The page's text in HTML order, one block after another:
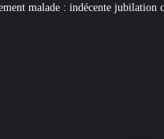
certains… Affaire Lyhanna :